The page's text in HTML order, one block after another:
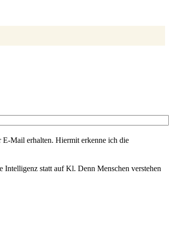
Mail erhalten. Hiermit erkenne ich die
statt auf Kl. Denn Menschen verstehen